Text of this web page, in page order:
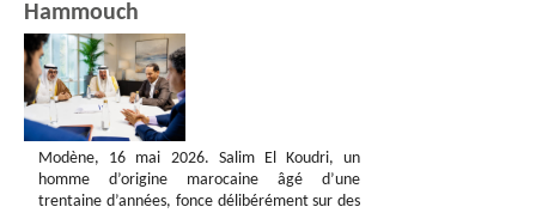
Hammouch
Modène, 16 mai 2026. Salim El Koudri, un
homme d’origine marocaine âgé d’une
trentaine d’années, fonce délibérément sur des